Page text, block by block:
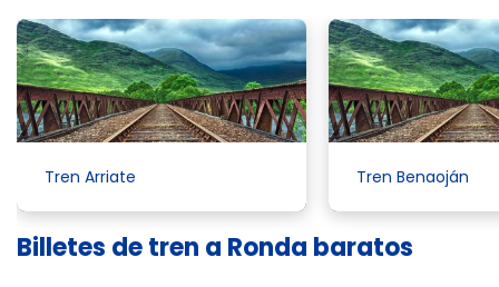
Tren Arriate Tren Benaoján
Billetes de tren a Ronda baratos